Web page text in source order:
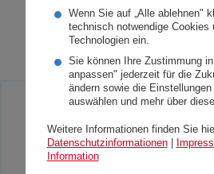
Wenn Sie auf „Alle ablehnen"
technisch notwendige Cookies
Technologien ein.
Sie können Ihre Zustimmung
anpassen" jederzeit für die
ändern sowie die Einstellungen
auswählen und mehr über
Weitere Informationen finden Sie
Datenschutzinformationen|
Information
vereinbart.
unserem Medienkontakt